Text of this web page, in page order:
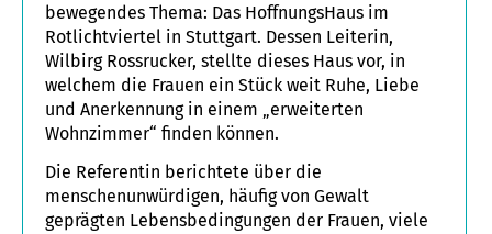
bewegendes Thema: Das HoffnungsHaus im
Rotlichtviertel in Stuttgart. Dessen Leiterin,
Wilbirg Rossrucker, stellte dieses Haus vor, in
welchem die Frauen ein Stück weit Ruhe, Liebe
und Anerkennung in einem „erweiterten
Wohnzimmer“ finden können.
Die Referentin berichtete über die
menschenunwürdigen, häufig von Gewalt
geprägten Lebensbedingungen der Frauen, viele